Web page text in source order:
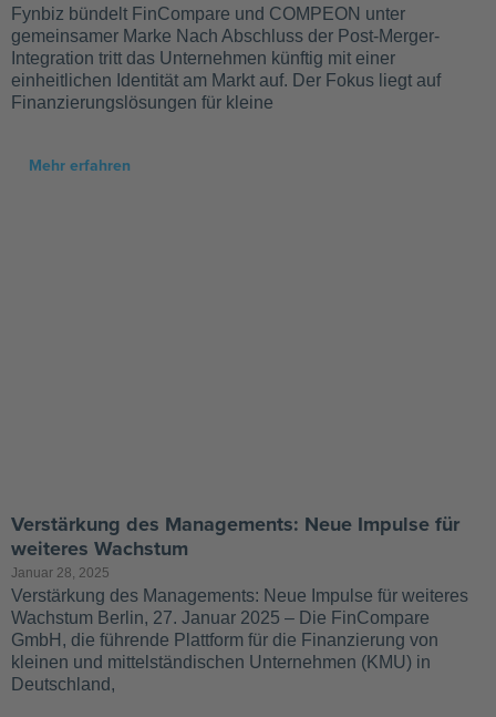
Fynbiz bündelt FinCompare und COMPEON unter
gemeinsamer Marke Nach Abschluss der Post-Merger-
Integration tritt das Unternehmen künftig mit einer
einheitlichen Identität am Markt auf. Der Fokus liegt auf
Finanzierungslösungen für kleine
Mehr erfahren
Verstärkung des Managements: Neue Impulse für
weiteres Wachstum
Januar 28, 2025
Verstärkung des Managements: Neue Impulse für weiteres
Wachstum Berlin, 27. Januar 2025 – Die FinCompare
GmbH, die führende Plattform für die Finanzierung von
kleinen und mittelständischen Unternehmen (KMU) in
Deutschland,